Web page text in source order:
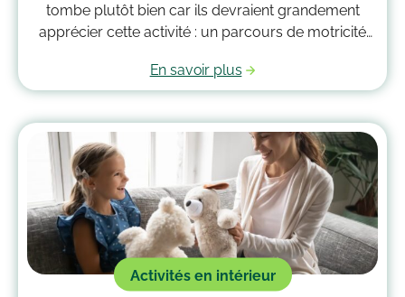
tombe plutôt bien car ils devraient grandement
apprécier cette activité : un parcours de motricité
qui vous guideront pour savoir comment faire un
parcours de motricité à la maison !
En savoir plus
Activités en intérieur